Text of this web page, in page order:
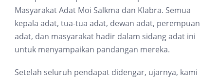
Masyarakat Adat Moi Salkma dan Klabra. Semua
kepala adat, tua-tua adat, dewan adat, perempuan
adat, dan masyarakat hadir dalam sidang adat ini
untuk menyampaikan pandangan mereka.
Setelah seluruh pendapat didengar, ujarnya, kami